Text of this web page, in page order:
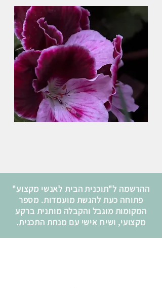
ההרשמה ל"תוכנית הבית לאנשי מקצוע"
פתוחה כעת להגשת מועמדות. מספר
המקומות מוגבל והקבלה מותנית ברקע
מקצועי, ושיח אישי עם מנחת התכנית.